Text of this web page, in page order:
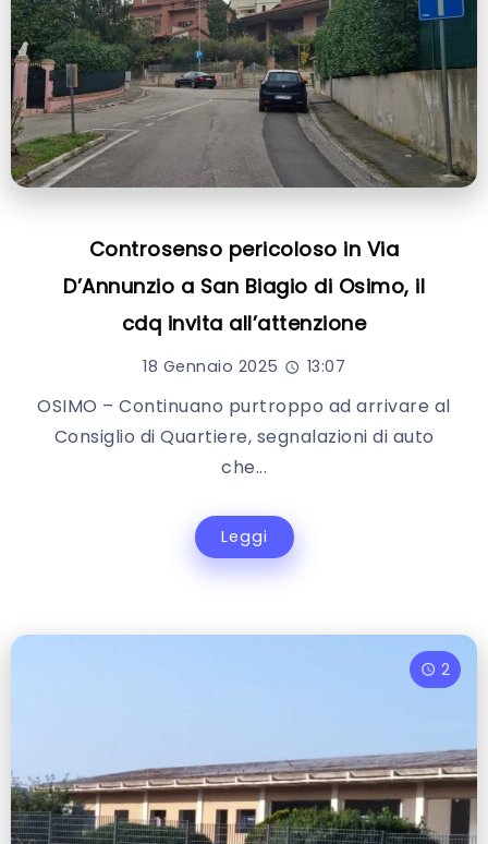
Controsenso pericoloso in Via
D’Annunzio a San Biagio di Osimo, il
cdq invita all’attenzione
18 Gennaio 2025 13:07
OSIMO – Continuano purtroppo ad arrivare al
Consiglio di Quartiere, segnalazioni di auto
che...
Leggi
2